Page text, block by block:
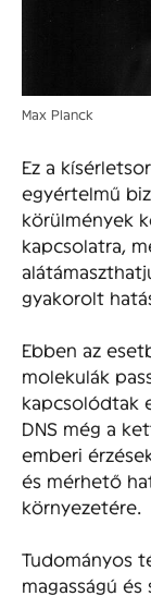
Max Planck
Ez a
egyértelmű
körülmények
kapcsolatra,
gyakorolt
Ebben az
molekulák
kapcsolódtak
DNS még a
emberi
és mérhető
környezetére.
Tudományos
magasságú